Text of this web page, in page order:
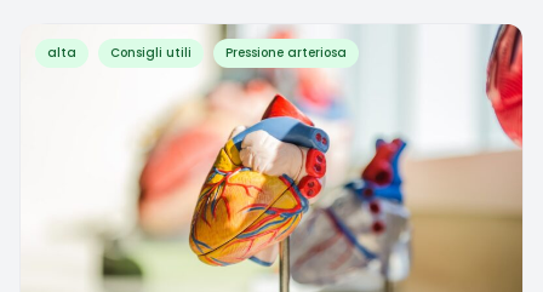
alta Consigli utili Pressione arteriosa